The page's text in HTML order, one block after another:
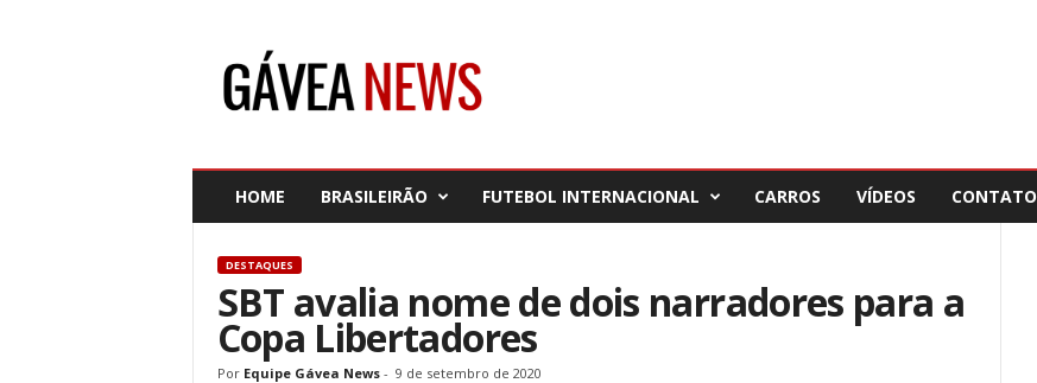
HOME BRASILEIRÃO FUTEBOL INTERNACIONAL CARROS VÍDEOS CONTATO
DESTAQUES
SBT avalia nome de dois narradores para a
Copa Libertadores
Por Equipe Gávea News- 9 de setembro de 2020